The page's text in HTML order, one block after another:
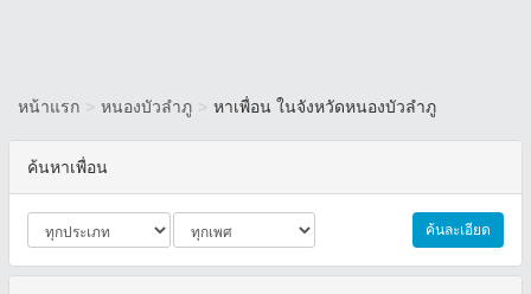
หน้าแรก > หนองบัวลำภู > หาเพื่อน ในจังหวัดหนองบัวลำภู
ค้นหาเพื่อน
ค้นละเอียด